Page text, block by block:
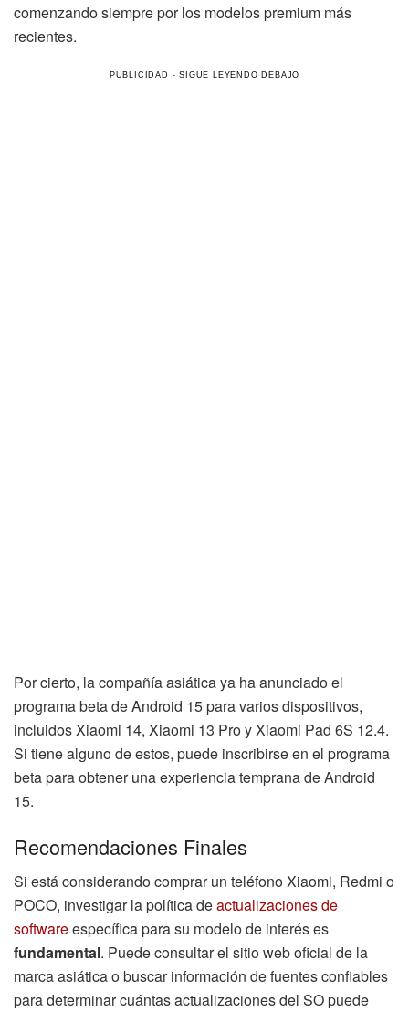
comenzando siempre por los modelos premium más
recientes.
Por cierto, la compañía asiática ya ha anunciado el
programa beta de Android 15 para varios dispositivos,
incluidos Xiaomi 14, Xiaomi 13 Pro y Xiaomi Pad 6S 12.4.
Si tiene alguno de estos, puede inscribirse en el programa
beta para obtener una experiencia temprana de Android
15.
Recomendaciones Finales
Si está considerando comprar un teléfono Xiaomi, Redmi o
POCO, investigar la política deactualizaciones de
softwareespecífica para su modelo de interés es
fundamental. Puede consultar el sitio web oficial de la
marca asiática o buscar información de fuentes confiables
para determinar cuántas actualizaciones del SO puede